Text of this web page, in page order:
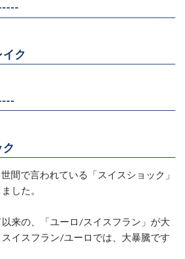
イク
ク
世間で言われている「スイスショック」
した。
来の、「ユーロ /スイスフラン」が大
イスフラン/ユーロでは、大暴騰です